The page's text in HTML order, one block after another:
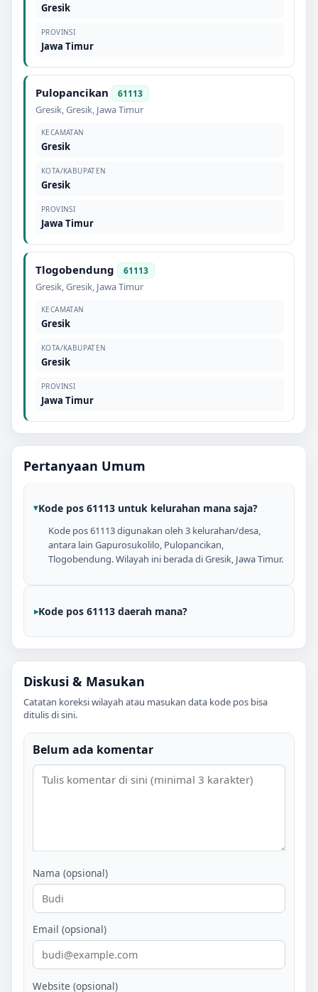
Gresik
PROVINSI
Jawa Timur
Pulopancikan 61113
Gresik,Gresik, Jawa Timur
KECAMATAN
Gresik
KOTA/KABUPATEN
Gresik
PROVINSI
Jawa Timur
Tlogobendung 61113
Gresik,Gresik, Jawa Timur
KECAMATAN
Gresik
KOTA/KABUPATEN
Gresik
PROVINSI
Jawa Timur
Pertanyaan Umum
Kode pos 61113 untuk kelurahan mana saja?
Kode pos 61113 digunakan oleh 3 kelurahan/desa,
antara lain Gapurosukolilo, Pulopancikan,
Tlogobendung. Wilayah ini berada di Gresik, Jawa Timur.
Kode pos 61113 daerah mana?
Diskusi & Masukan
Catatan koreksi wilayah atau masukan data kode pos bisa
ditulis di sini.
Belum ada komentar
Nama (opsional)
Email (opsional)
Website (opsional)